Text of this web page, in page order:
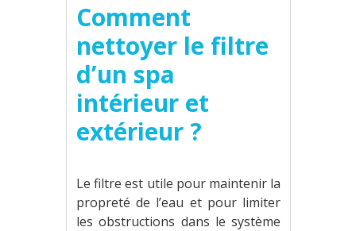
Comment
nettoyer le filtre
d’un spa
intérieur et
extérieur ?
Le filtre est utile pour maintenir la
propreté de l’eau et pour limiter
les obstructions dans le système